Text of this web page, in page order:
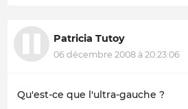
Patricia Tutoy
06 décembre 2008 à 20:23:06
Qu'est-ce que l'ultra-gauche ?